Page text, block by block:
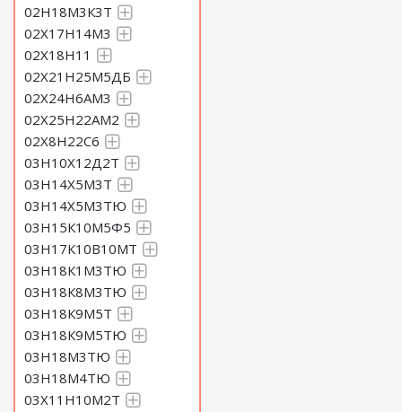
02Н18М3К3Т
02Х17Н14М3
02Х18Н11
02Х21Н25М5ДБ
02Х24Н6АМ3
02Х25Н22АМ2
02Х8Н22С6
03Н10Х12Д2Т
03Н14Х5М3Т
03Н14Х5М3ТЮ
03Н15К10М5Ф5
03Н17К10В10МТ
03Н18К1М3ТЮ
03Н18К8М3ТЮ
03Н18К9М5Т
03Н18К9М5ТЮ
03Н18М3ТЮ
03Н18М4ТЮ
03Х11Н10М2Т